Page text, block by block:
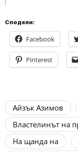
Сподели:
Facebook
Pinterest
Айзък Азимов
Властелинът на
На щанда на